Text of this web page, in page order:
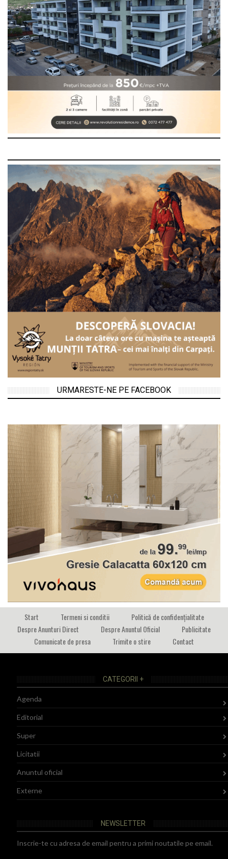
URMARESTE-NE PE FACEBOOK
Start Termeni si conditii
Politică de confidențialitate
Despre Anunturi Direct
Despre Anuntul Oficial
Publicitate
Comunicate de presa
Trimite o stire Contact
CATEGORII +
Agenda
Editorial
Super
Licitatii
Anuntul oficial
Externe
NEWSLETTER
Inscrie-te cu adresa de email pentru a primi noutatile pe email.